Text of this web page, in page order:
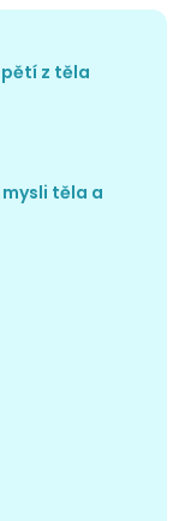
z těla
těla a